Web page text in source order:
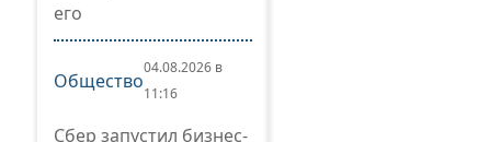
его
Общество
04.08.2026 в
11:16
Сбер запустил бизнес-